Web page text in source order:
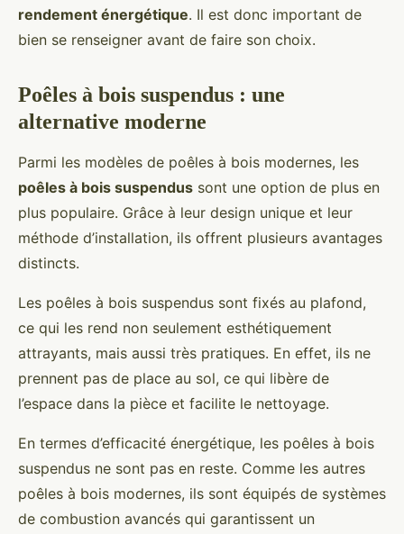
rendement énergétique. Il est donc important de
bien se renseigner avant de faire son choix.
Poêles à bois suspendus : une
alternative moderne
Parmi les modèles de poêles à bois modernes, les
poêles à bois suspendus sont une option de plus en
plus populaire. Grâce à leur design unique et leur
méthode d’installation, ils offrent plusieurs avantages
distincts.
Les poêles à bois suspendus sont fixés au plafond,
ce qui les rend non seulement esthétiquement
attrayants, mais aussi très pratiques. En effet, ils ne
prennent pas de place au sol, ce qui libère de
l’espace dans la pièce et facilite le nettoyage.
En termes d’efficacité énergétique, les poêles à bois
suspendus ne sont pas en reste. Comme les autres
poêles à bois modernes, ils sont équipés de systèmes
de combustion avancés qui garantissent un